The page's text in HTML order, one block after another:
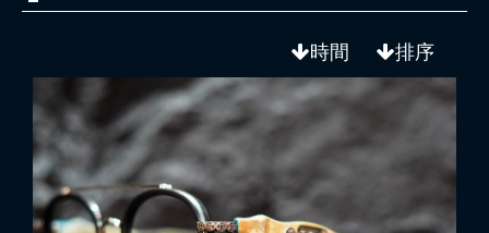
時間 排序